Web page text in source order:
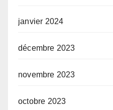
janvier 2024
décembre 2023
novembre 2023
octobre 2023